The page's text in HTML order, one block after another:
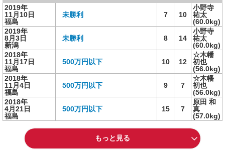
2019年
11月10日
福島
未勝利 7 10
小野寺
祐太
(60.0kg)
2019年
8月3日
新潟
未勝利 8 14
小野寺
祐太
(60.0kg)
2018年
11月17日
福島
500万円以下 10 12
☆木幡
初也
(56.0kg)
2018年
11月4日
福島
500万円以下 9 7
☆木幡
初也
(56.0kg)
2018年
4月21日
福島
500万円以下 15 7
原田 和
真
(57.0kg)
もっと見る